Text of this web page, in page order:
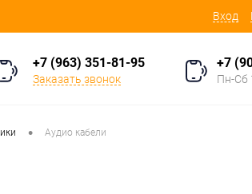
Вход
+7 (963) 351-81-95
Заказать звонок
+7
Пн-Сб
• Аудио кабели